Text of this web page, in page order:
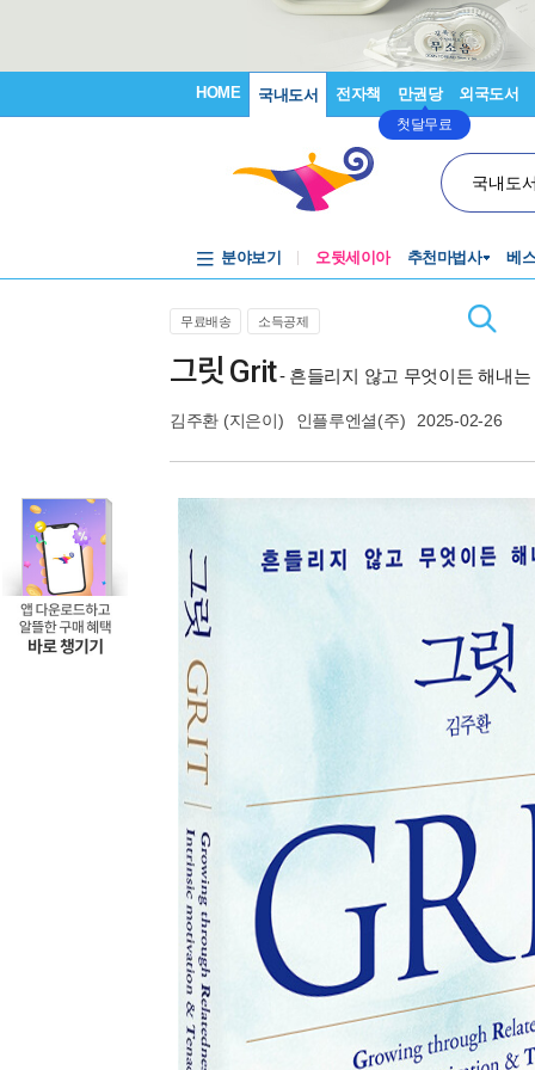
HOME 국내도서 전자책 만권당
첫달무료
외국도서
국내도
분야보기 오뒷세이아 추천마법사 베
무료배송 소득공제
그릿 Grit- 흔들리지 않고 무엇이든 해내
김주환 (지은이) 인플루엔셜(주) 2025-02-26